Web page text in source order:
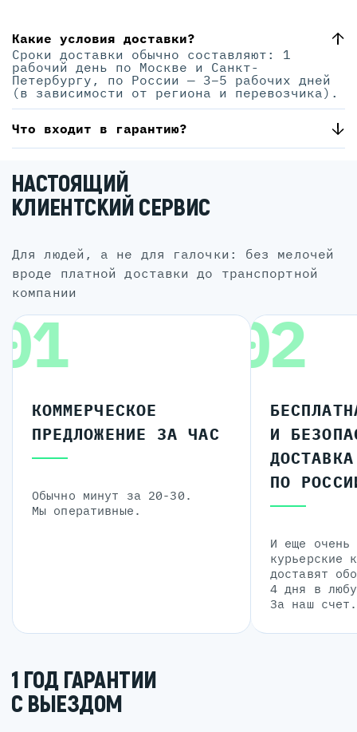
Какие условия доставки?
Сроки доставки обычно составляют: 1
рабочий день по Москве и Санкт-
Петербургу, по России — 3–5 рабочих дней
(в зависимости от региона и перевозчика).
Что входит в гарантию?
НАСТОЯЩИЙ
КЛИЕНТСКИЙ СЕРВИС
для людей, а не для галочки: без мелочей
вроде платной доставки до транспортной
компании
КОММЕРЧЕСКОЕ
ПРЕДЛОЖЕНИЕ ЗА ЧАС
Обычно минут за 20-30.
Мы оперативные.
02
И
ДОСТАВКА
ПО
И еще очень
курьерские
доставят
4 дня в
За наш счет.
1 ГОД ГАРАНТИИ
С ВЫЕЗДОМ